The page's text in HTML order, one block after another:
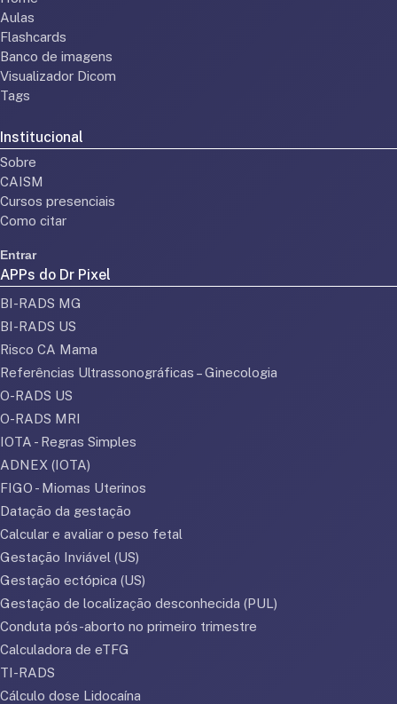
Aulas
Flashcards
Banco de imagens
Visualizador Dicom
Tags
Institucional
Sobre
CAISM
Cursos presenciais
Como citar
Entrar
APPs do Dr Pixel
BI-RADS MG
BI-RADS US
Risco CA Mama
Referências Ultrassonográficas – Ginecologia
O-RADS US
O-RADS MRI
IOTA - Regras Simples
ADNEX (IOTA)
FIGO - Miomas Uterinos
Datação da gestação
Calcular e avaliar o peso fetal
Gestação Inviável (US)
Gestação ectópica (US)
Gestação de localização desconhecida (PUL)
Conduta pós-aborto no primeiro trimestre
Calculadora de eTFG
TI-RADS
Cálculo dose Lidocaína